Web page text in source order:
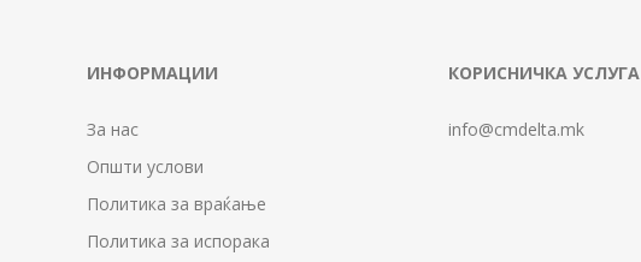
ИНФОРМАЦИИ
За нас
Општи услови
Политика за враќање
Политика за испорака
КОРИСНИЧКА УСЛУГА
info@cmdelta.mk